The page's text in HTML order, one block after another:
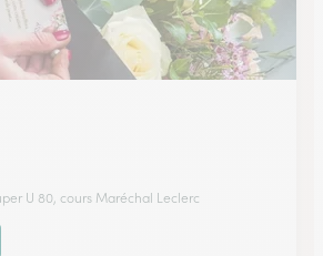
U 80, cours Maréchal Leclerc